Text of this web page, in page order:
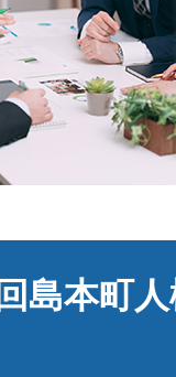
本町人